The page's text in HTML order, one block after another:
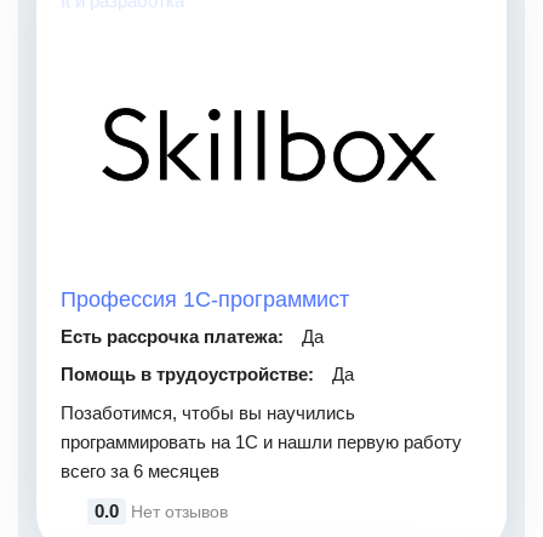
Профессия 1С-программист
Есть рассрочка платежа:
Да
Помощь в трудоустройстве:
Да
Позаботимся, чтобы вы научились
программировать на 1С и нашли первую работу
всего за 6 месяцев
0.0
Нет отзывов